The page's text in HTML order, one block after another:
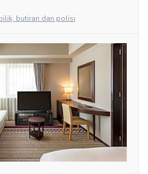
butiran dan polisi